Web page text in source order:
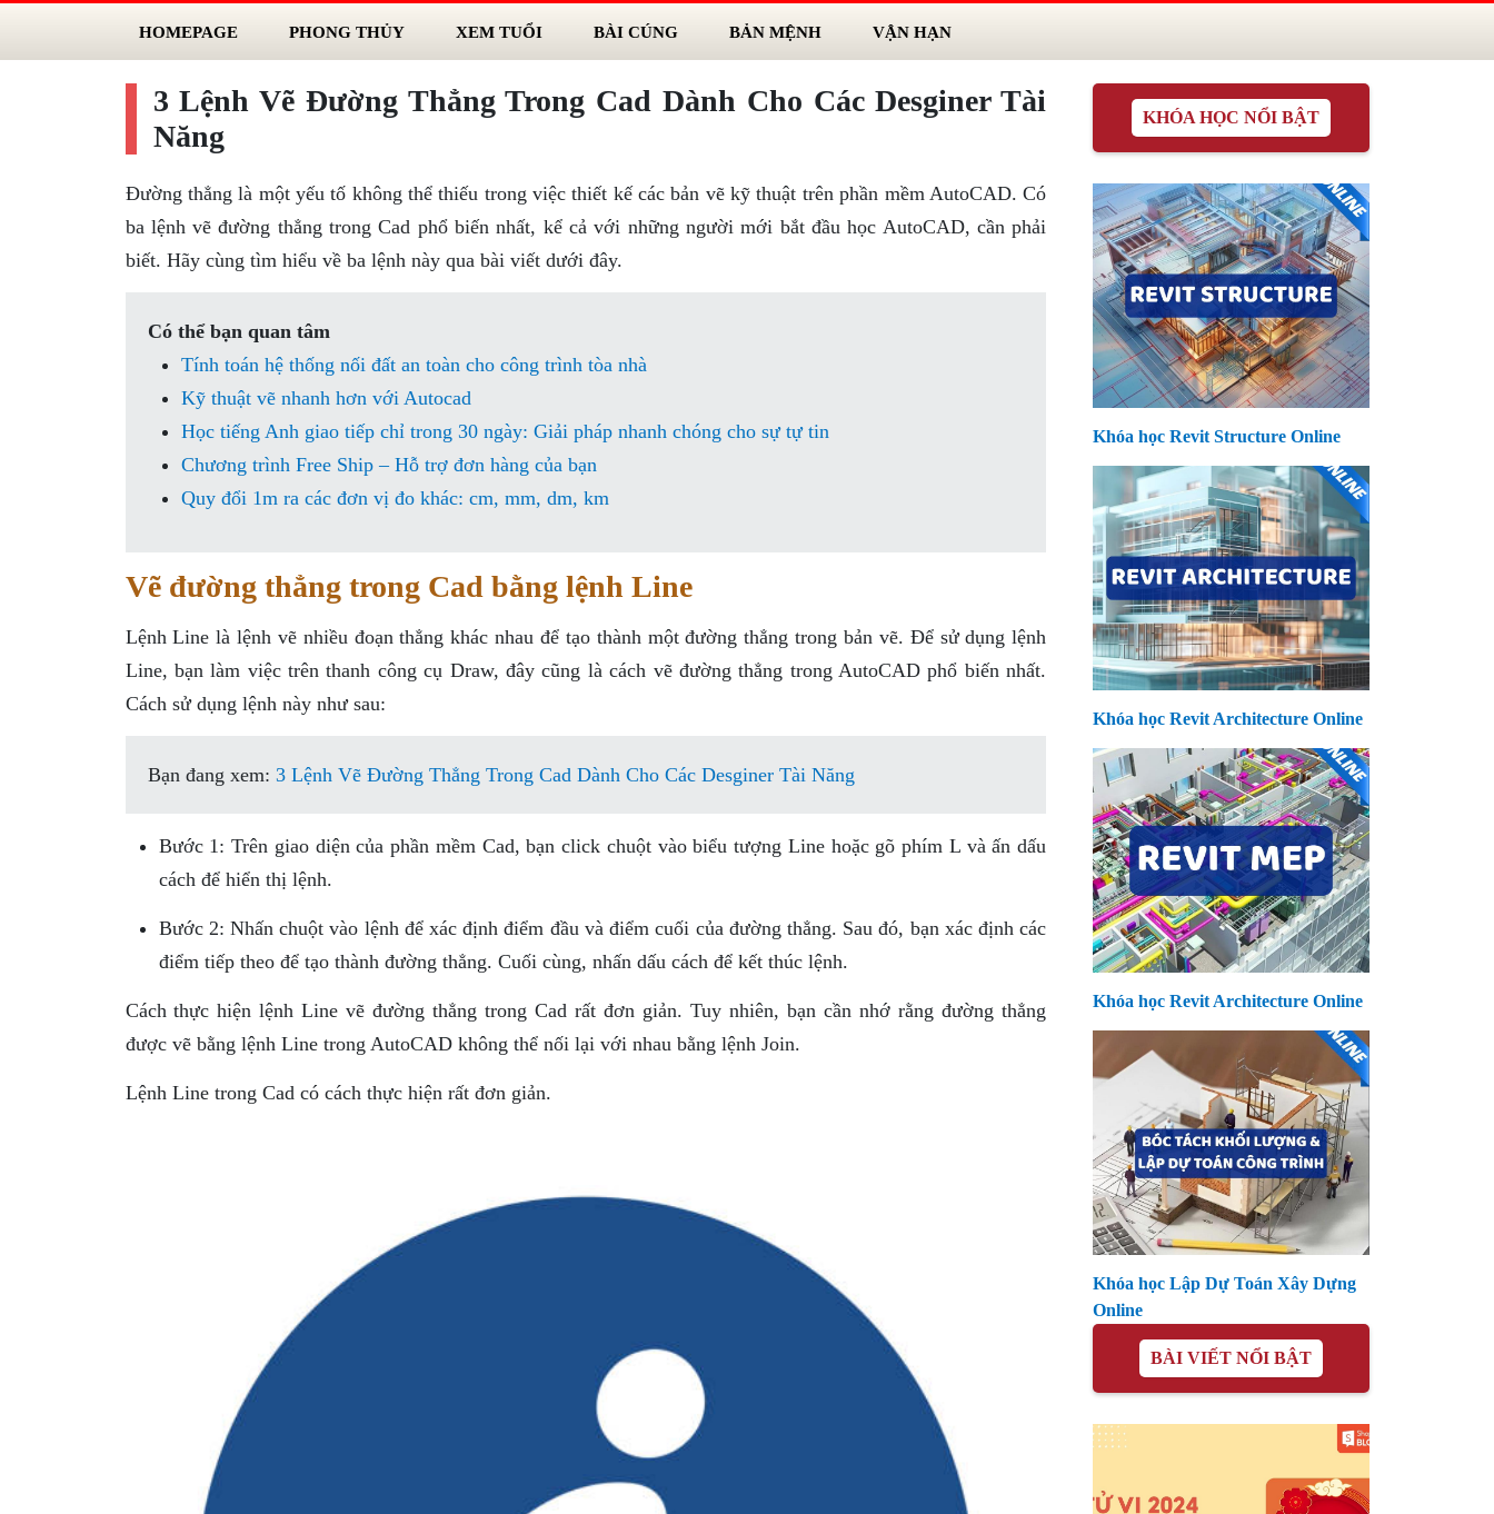
HOMEPAGE PHONG THỦY XEM TUỔI BÀI CÚNG BẢN MỆNH VẬN HẠN
3 Lệnh Vẽ Đường Thẳng Trong Cad Dành Cho Các Desginer Tài
Năng
Đường thẳng là một yếu tố không thể thiếu trong việc thiết kế các bản vẽ kỹ thuật trên phần mềm AutoCAD. Có
ba lệnh vẽ đường thẳng trong Cad phổ biến nhất, kể cả với những người mới bắt đầu học AutoCAD, cần phải
biết. Hãy cùng tìm hiểu về ba lệnh này qua bài viết dưới đây.
Có thể bạn quan tâm
Tính toán hệ thống nối đất an toàn cho công trình tòa nhà
Kỹ thuật vẽ nhanh hơn với Autocad
Học tiếng Anh giao tiếp chỉ trong 30 ngày: Giải pháp nhanh chóng cho sự tự tin
Chương trình Free Ship – Hỗ trợ đơn hàng của bạn
Quy đổi 1m ra các đơn vị đo khác: cm, mm, dm, km
Vẽ đường thẳng trong Cad bằng lệnh Line
Lệnh Line là lệnh vẽ nhiều đoạn thẳng khác nhau để tạo thành một đường thẳng trong bản vẽ. Để sử dụng lệnh
Line, bạn làm việc trên thanh công cụ Draw, đây cũng là cách vẽ đường thẳng trong AutoCAD phổ biến nhất.
Cách sử dụng lệnh này như sau:
Bạn đang xem: 3 Lệnh Vẽ Đường Thẳng Trong Cad Dành Cho Các Desginer Tài Năng
Bước 1: Trên giao diện của phần mềm Cad, bạn click chuột vào biểu tượng Line hoặc gõ phím L và ấn dấu
cách để hiển thị lệnh.
Bước 2: Nhấn chuột vào lệnh để xác định điểm đầu và điểm cuối của đường thẳng. Sau đó, bạn xác định các
điểm tiếp theo để tạo thành đường thẳng. Cuối cùng, nhấn dấu cách để kết thúc lệnh.
Cách thực hiện lệnh Line vẽ đường thẳng trong Cad rất đơn giản. Tuy nhiên, bạn cần nhớ rằng đường thẳng
được vẽ bằng lệnh Line trong AutoCAD không thể nối lại với nhau bằng lệnh Join.
Lệnh Line trong Cad có cách thực hiện rất đơn giản.
KHÓA HỌC NỔI BẬT
Khóa học Revit Structure Online
Khóa học Revit Architecture Online
Khóa học Revit Architecture Online
Khóa học Lập Dự Toán Xây Dựng
Online
BÀI VIẾT NỔI BẬT